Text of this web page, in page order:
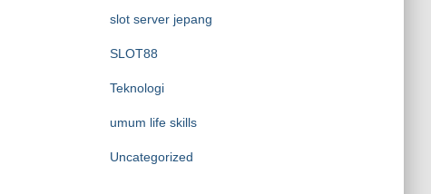
slot server jepang
SLOT88
Teknologi
umum life skills
Uncategorized